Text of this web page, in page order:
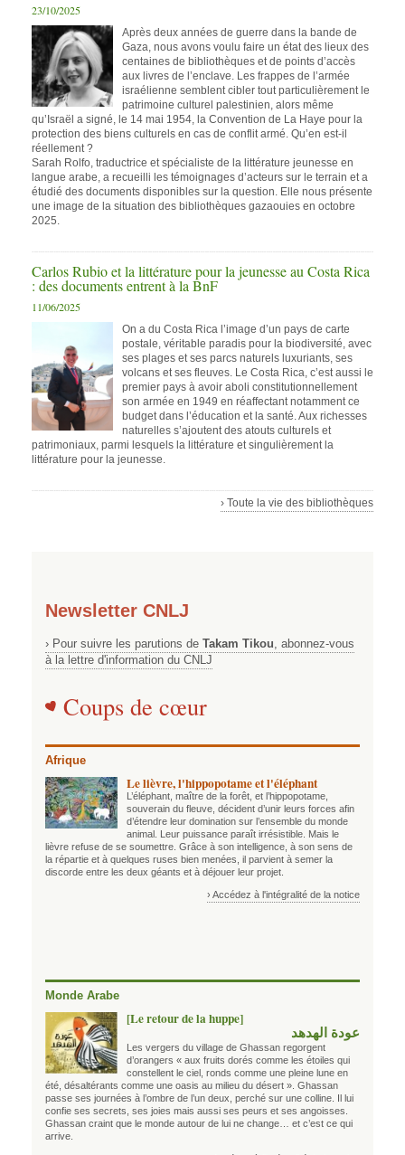
23/10/2025
Après deux années de guerre dans la bande de
Gaza, nous avons voulu faire un état des lieux des
centaines de bibliothèques et de points d’accès
aux livres de l’enclave. Les frappes de l’armée
israélienne semblent cibler tout particulièrement le
patrimoine culturel palestinien, alors même
qu’Israël a signé, le 14 mai 1954, la Convention de La Haye pour la
protection des biens culturels en cas de conflit armé. Qu’en est-il
réellement ?
Sarah Rolfo, traductrice et spécialiste de la littérature jeunesse en
langue arabe, a recueilli les témoignages d’acteurs sur le terrain et a
étudié des documents disponibles sur la question. Elle nous présente
une image de la situation des bibliothèques gazaouies en octobre
2025.
Carlos Rubio et la littérature pour la jeunesse au Costa Rica
: des documents entrent à la BnF
11/06/2025
On a du Costa Rica l’image d’un pays de carte
postale, véritable paradis pour la biodiversité, avec
ses plages et ses parcs naturels luxuriants, ses
volcans et ses fleuves. Le Costa Rica, c’est aussi le
premier pays à avoir aboli constitutionnellement
son armée en 1949 en réaffectant notamment ce
budget dans l’éducation et la santé. Aux richesses
naturelles s’ajoutent des atouts culturels et
patrimoniaux, parmi lesquels la littérature et singulièrement la
littérature pour la jeunesse.
› Toute la vie des bibliothèques
Newsletter CNLJ
› Pour suivre les parutions de Takam Tikou, abonnez-vous
à la lettre d'information du CNLJ
Coups de cœur
Afrique
Le lièvre, l'hippopotame et l'éléphant
L’éléphant, maître de la forêt, et l’hippopotame,
souverain du fleuve, décident d’unir leurs forces afin
d’étendre leur domination sur l’ensemble du monde
animal. Leur puissance paraît irrésistible. Mais le
lièvre refuse de se soumettre. Grâce à son intelligence, à son sens de
la répartie et à quelques ruses bien menées, il parvient à semer la
discorde entre les deux géants et à déjouer leur projet.
› Accédez à l'intégralité de la notice
Monde Arabe
[Le retour de la huppe]
عودة الهدهد
Les vergers du village de Ghassan regorgent
d’orangers « aux fruits dorés comme les étoiles qui
constellent le ciel, ronds comme une pleine lune en
été, désaltérants comme une oasis au milieu du désert ». Ghassan
passe ses journées à l’ombre de l’un deux, perché sur une colline. Il lui
confie ses secrets, ses joies mais aussi ses peurs et ses angoisses.
Ghassan craint que le monde autour de lui ne change… et c’est ce qui
arrive.